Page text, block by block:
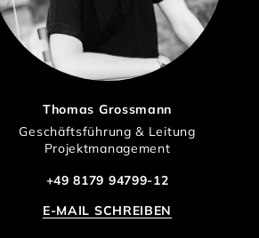
Thomas Grossmann
Geschäftsführung & Leitung
Projektmanagement
+49 8179 94799-12
E-MAIL SCHREIBEN